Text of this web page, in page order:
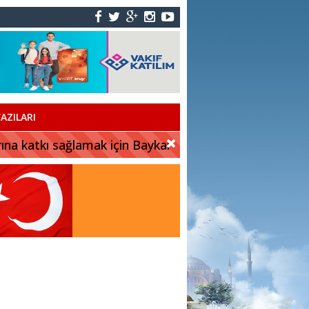
katkı sağlamak için Baykar